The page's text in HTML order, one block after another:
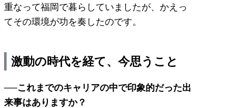
重なって福岡で暮らしていましたが、かえっ
てその環境が功を奏したのです。
激動の時代を経て、今思うこと
──これまでのキャリアの中で印象的だった出
来事はありますか？